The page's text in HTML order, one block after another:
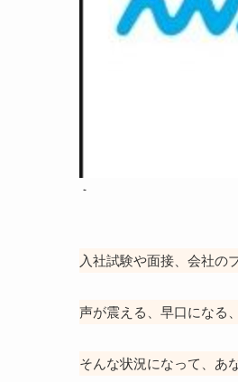
入社試験や面接、会社の
声が震える、早口になる
そんな状況になって、あ